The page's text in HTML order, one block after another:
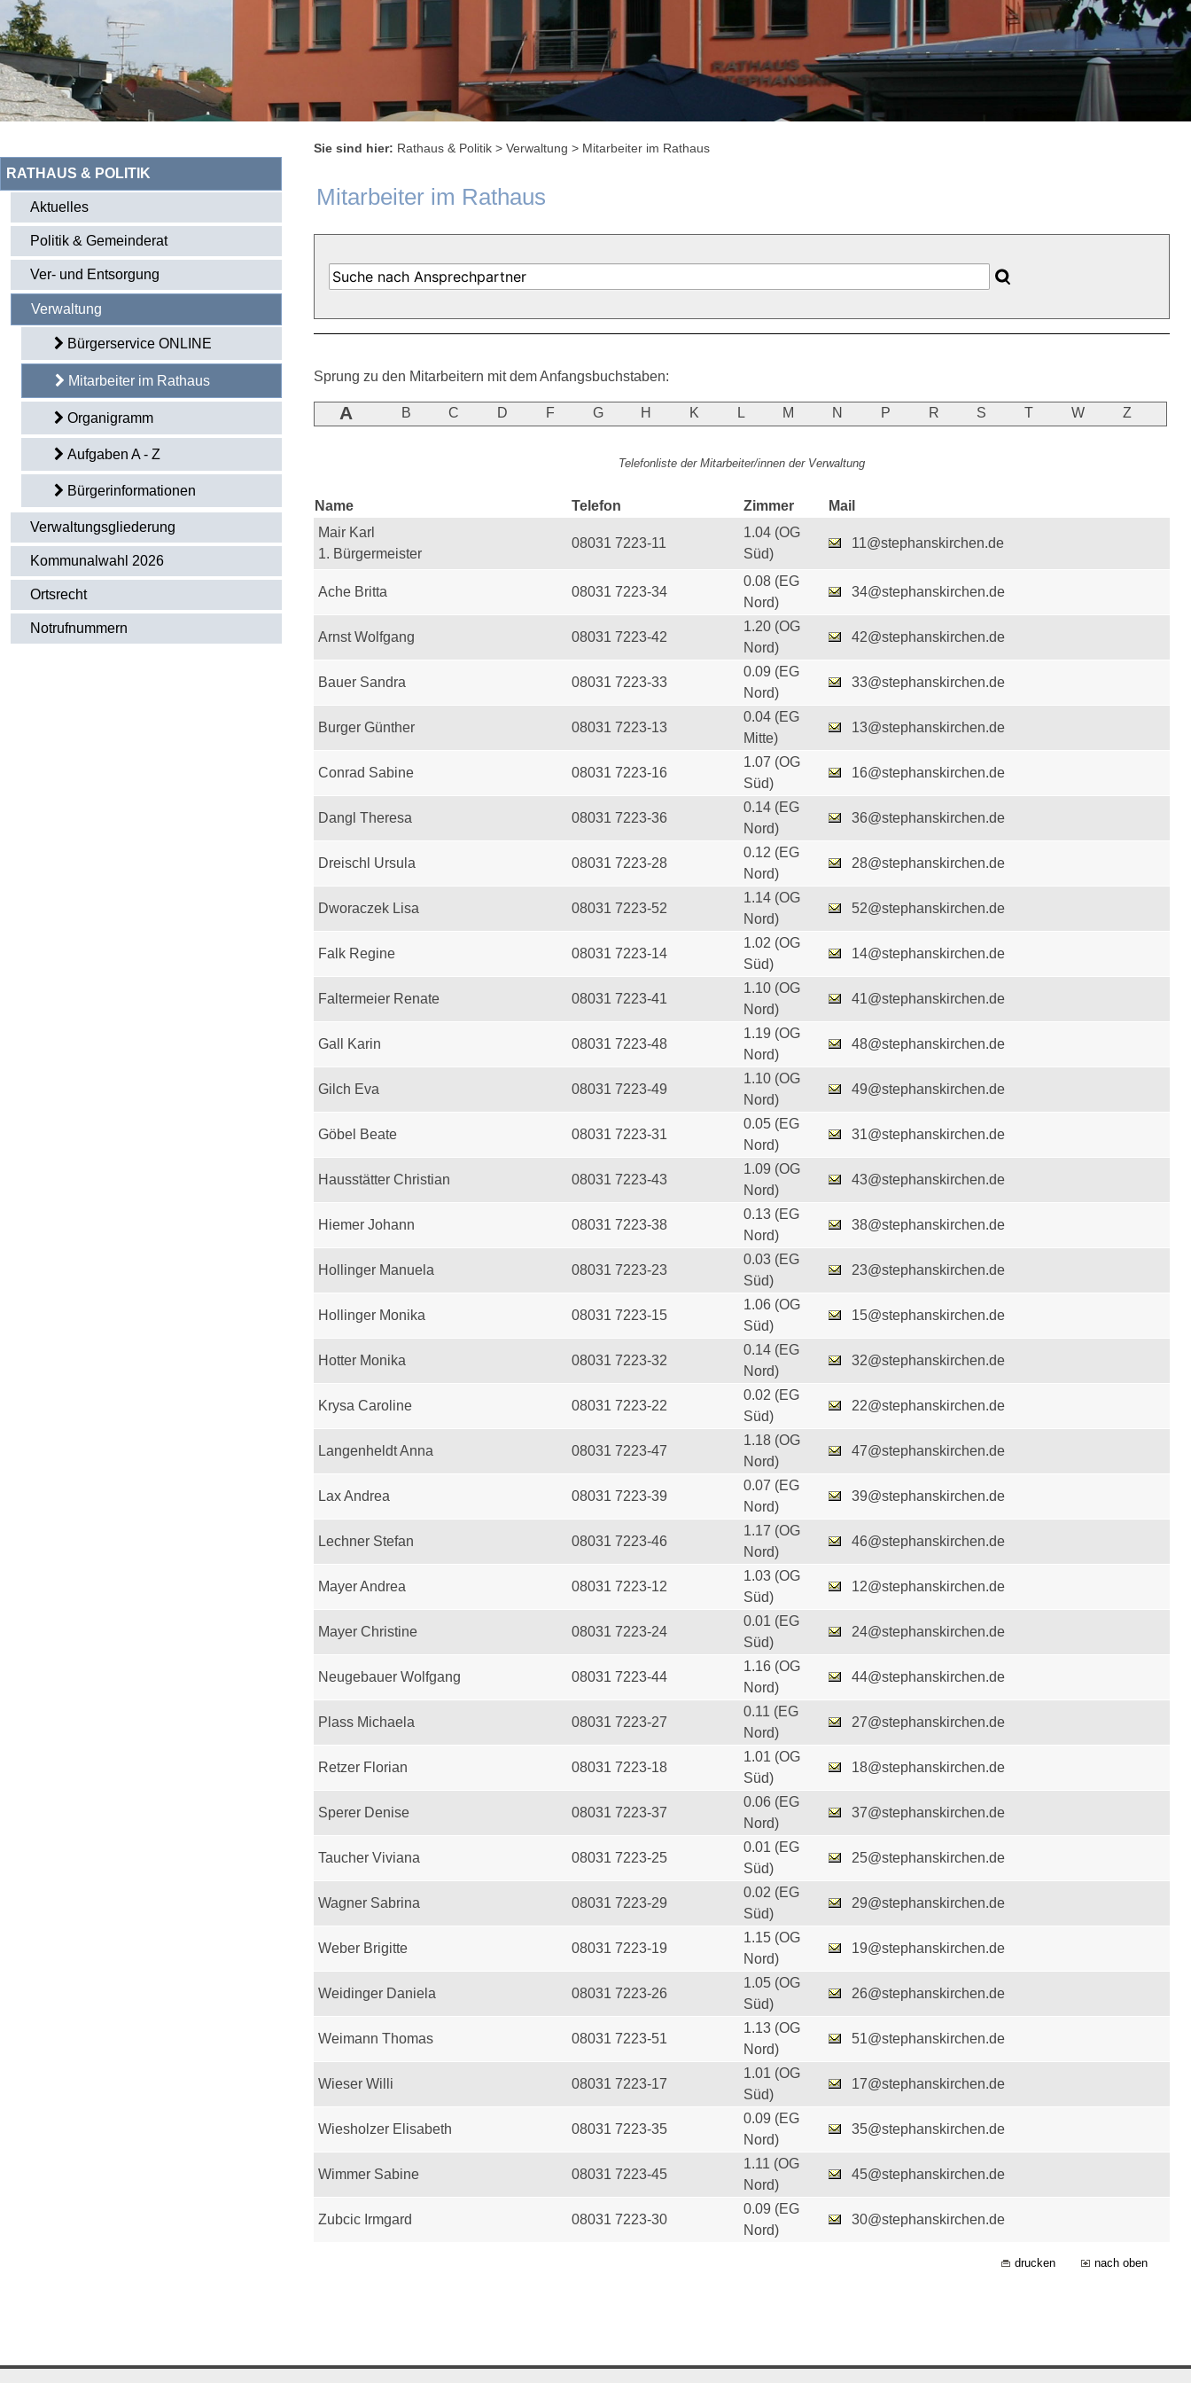
RATHAUS & POLITIK
Aktuelles
Politik & Gemeinderat
Ver- und Entsorgung
Verwaltung
Bürgerservice ONLINE
Mitarbeiter im Rathaus
Organigramm
Aufgaben A - Z
Bürgerinformationen
Verwaltungsgliederung
Kommunalwahl 2026
Ortsrecht
Notrufnummern
Sie sind hier: Rathaus & Politik > Verwaltung > Mitarbeiter im Rathaus
Mitarbeiter im Rathaus
Sprung zu den Mitarbeitern mit dem Anfangsbuchstaben:
A B C D F G H K L M N P R S T W Z
Telefonliste der Mitarbeiter/innen der Verwaltung
Name Telefon Zimmer
Mail
Mair Karl
1. Bürgermeister
08031 7223-11
1.04 (OG
Süd)
11@stephanskirchen.de
Ache Britta 08031 7223-34
0.08 (EG
Nord)
34@stephanskirchen.de
Arnst Wolfgang 08031 7223-42
1.20 (OG
Nord)
42@stephanskirchen.de
Bauer Sandra 08031 7223-33
0.09 (EG
Nord)
33@stephanskirchen.de
Burger Günther 08031 7223-13
0.04 (EG
Mitte)
13@stephanskirchen.de
Conrad Sabine 08031 7223-16
1.07 (OG
Süd)
16@stephanskirchen.de
Dangl Theresa 08031 7223-36
0.14 (EG
Nord)
36@stephanskirchen.de
Dreischl Ursula 08031 7223-28
0.12 (EG
Nord)
28@stephanskirchen.de
Dworaczek Lisa 08031 7223-52
1.14 (OG
Nord)
52@stephanskirchen.de
Falk Regine 08031 7223-14
1.02 (OG
Süd)
14@stephanskirchen.de
Faltermeier Renate 08031 7223-41
1.10 (OG
Nord)
41@stephanskirchen.de
Gall Karin 08031 7223-48
1.19 (OG
Nord)
48@stephanskirchen.de
Gilch Eva 08031 7223-49
1.10 (OG
Nord)
49@stephanskirchen.de
Göbel Beate 08031 7223-31
0.05 (EG
Nord)
31@stephanskirchen.de
Hausstätter Christian 08031 7223-43
1.09 (OG
Nord)
43@stephanskirchen.de
Hiemer Johann 08031 7223-38
0.13 (EG
Nord)
38@stephanskirchen.de
Hollinger Manuela 08031 7223-23
0.03 (EG
Süd)
23@stephanskirchen.de
Hollinger Monika 08031 7223-15
1.06 (OG
Süd)
15@stephanskirchen.de
Hotter Monika 08031 7223-32
0.14 (EG
Nord)
32@stephanskirchen.de
Krysa Caroline 08031 7223-22
0.02 (EG
Süd)
22@stephanskirchen.de
Langenheldt Anna 08031 7223-47
1.18 (OG
Nord)
47@stephanskirchen.de
Lax Andrea 08031 7223-39
0.07 (EG
Nord)
39@stephanskirchen.de
Lechner Stefan 08031 7223-46
1.17 (OG
Nord)
46@stephanskirchen.de
Mayer Andrea 08031 7223-12
1.03 (OG
Süd)
12@stephanskirchen.de
Mayer Christine 08031 7223-24
0.01 (EG
Süd)
24@stephanskirchen.de
Neugebauer Wolfgang 08031 7223-44
1.16 (OG
Nord)
44@stephanskirchen.de
Plass Michaela 08031 7223-27
0.11 (EG
Nord)
27@stephanskirchen.de
Retzer Florian 08031 7223-18
1.01 (OG
Süd)
18@stephanskirchen.de
Sperer Denise 08031 7223-37
0.06 (EG
Nord)
37@stephanskirchen.de
Taucher Viviana 08031 7223-25
0.01 (EG
Süd)
25@stephanskirchen.de
Wagner Sabrina 08031 7223-29
0.02 (EG
Süd)
29@stephanskirchen.de
Weber Brigitte 08031 7223-19
1.15 (OG
Nord)
19@stephanskirchen.de
Weidinger Daniela 08031 7223-26
1.05 (OG
Süd)
26@stephanskirchen.de
Weimann Thomas 08031 7223-51
1.13 (OG
Nord)
51@stephanskirchen.de
Wieser Willi 08031 7223-17
1.01 (OG
Süd)
17@stephanskirchen.de
Wiesholzer Elisabeth 08031 7223-35
0.09 (EG
Nord)
35@stephanskirchen.de
Wimmer Sabine 08031 7223-45
1.11 (OG
Nord)
45@stephanskirchen.de
Zubcic Irmgard 08031 7223-30
0.09 (EG
Nord)
30@stephanskirchen.de
drucken nach oben